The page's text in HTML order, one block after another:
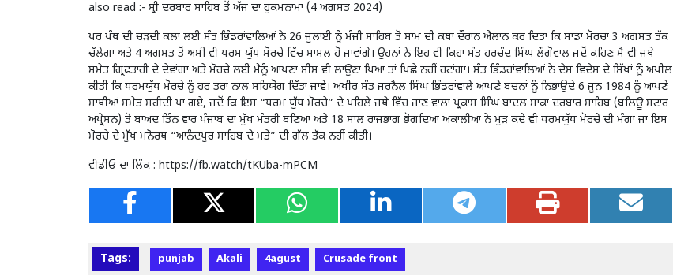
also read :- ਸ੍ਰੀ ਦਰਬਾਰ ਸਾਹਿਬ ਤੋਂ ਅੱਜ ਦਾ ਹੁਕਮਨਾਮਾ (4 ਅਗਸਤ 2024)
ਪਰ ਪੰਥ ਦੀ ਚੜਦੀ ਕਲਾ ਲਈ ਸੰਤ ਭਿੰਡਰਾਂਵਾਲਿਆਂ ਨੇ 26 ਜੁਲਾਈ ਨੂੰ ਮੰਜੀ ਸਾਹਿਬ ਤੋਂ ਸਾਮ ਦੀ ਕਥਾ ਦੌਰਾਨ ਐਲਾਨ ਕਰ ਦਿਤਾ ਕਿ ਸਾਡਾ ਮੋਰਚਾ 3 ਅਗਸਤ ਤੱਕ
ਚੱਲੇਗਾ ਅਤੇ 4 ਅਗਸਤ ਤੋਂ ਅਸੀਂ ਵੀ ਧਰਮ ਯੁੱਧ ਮੋਰਚੇ ਵਿੱਚ ਸਾਮਲ ਹੋ ਜਾਵਾਂਗੇ। ਉਹਨਾਂ ਨੇ ਇਹ ਵੀ ਕਿਹਾ ਸੰਤ ਹਰਚੰਦ ਸਿੰਘ ਲੌਂਗੋਵਾਲ ਜਦੋਂ ਕਹਿਣ ਮੈਂ ਵੀ ਜਥੇ
ਸਮੇਤ ਗ੍ਰਿਫਤਾਰੀ ਦੇ ਦੇਵਾਂਗਾ ਅਤੇ ਮੋਰਚੇ ਲਈ ਮੈਨੂੰ ਆਪਣਾ ਸੀਸ ਵੀ ਲਾਉਣਾ ਪਿਆ ਤਾਂ ਪਿਛੇ ਨਹੀਂ ਹਟਾਂਗਾ। ਸੰਤ ਭਿੰਡਰਾਂਵਾਲਿਆਂ ਨੇ ਦੇਸ ਵਿਦੇਸ ਦੇ ਸਿੱਖਾਂ ਨੂੰ ਅਪੀਲ
ਕੀਤੀ ਕਿ ਧਰਮਯੁੱਧ ਮੋਰਚੇ ਨੂੰ ਹਰ ਤਰਾਂ ਨਾਲ ਸਹਿਯੋਗ ਦਿੱਤਾ ਜਾਵੇ। ਅਖੀਰ ਸੰਤ ਜਰਨੈਲ ਸਿੰਘ ਭਿੰਡਰਾਂਵਾਲੇ ਆਪਣੇ ਬਚਨਾਂ ਨੂੰ ਨਿਭਾਉਂਦੇ 6 ਜੂਨ 1984 ਨੂੰ ਆਪਣੇ
ਸਾਥੀਆਂ ਸਮੇਤ ਸਹੀਦੀ ਪਾ ਗਏ, ਜਦੋਂ ਕਿ ਇਸ “ਧਰਮ ਯੁੱਧ ਮੋਰਚੇ” ਦੇ ਪਹਿਲੇ ਜਥੇ ਵਿੱਚ ਜਾਣ ਵਾਲਾ ਪ੍ਰਕਾਸ ਸਿੰਘ ਬਾਦਲ ਸਾਕਾ ਦਰਬਾਰ ਸਾਹਿਬ (ਬਲਿਊ ਸਟਾਰ
ਅਪ੍ਰੇਸਨ) ਤੋਂ ਬਾਅਦ ਤਿੰਨ ਵਾਰ ਪੰਜਾਬ ਦਾ ਮੁੱਖ ਮੰਤਰੀ ਬਣਿਆ ਅਤੇ 18 ਸਾਲ ਰਾਜਭਾਗ ਭੋਗਦਿਆਂ ਅਕਾਲੀਆਂ ਨੇ ਮੁੜ ਕਦੇ ਵੀ ਧਰਮਯੁੱਧ ਮੋਰਚੇ ਦੀ ਮੰਗਾਂ ਜਾਂ ਇਸ
ਮੋਰਚੇ ਦੇ ਮੁੱਖ ਮਨੋਰਥ “ਆਨੰਦਪੁਰ ਸਾਹਿਬ ਦੇ ਮਤੇ” ਦੀ ਗੱਲ ਤੱਕ ਨਹੀਂ ਕੀਤੀ।
ਵੀਡੀਓ ਦਾ ਲਿੰਕ : https://fb.watch/tKUba-mPCM
Tags: punjab Akali 4agust Crusade front